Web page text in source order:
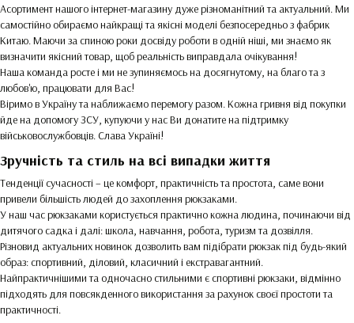
Асортимент нашого інтернет-магазину дуже різноманітний та актуальний. Ми
самостійно обираємо найкращі та якісні моделі безпосередньо з фабрик
Китаю. Маючи за спиною роки досвіду роботи в одній ніші, ми знаємо як
визначити якісний товар, щоб реальність виправдала очікування!
Наша команда росте і ми не зупиняємось на досягнутому, на благо та з
любов'ю, працювати для Вас!
Віримо в Україну та наближаємо перемогу разом. Кожна гривня від покупки
йде на допомогу ЗСУ, купуючи у нас Ви донатите на підтримку
військовослужбовців. Слава Україні!
Зручність та стиль на всі випадки життя
Тенденції сучасності – це комфорт, практичність та простота, саме вони
привели більшість людей до захоплення рюкзаками.
У наш час рюкзаками користується практично кожна людина, починаючи від
дитячого садка і далі: школа, навчання, робота, туризм та дозвілля.
Різновид актуальних новинок дозволить вам підібрати рюкзак під будь-який
образ: спортивний, діловий, класичний і екстравагантний.
Найпрактичнішими та одночасно стильними є спортивні рюкзаки, відмінно
підходять для повсякденного використання за рахунок своєї простоти та
практичності.